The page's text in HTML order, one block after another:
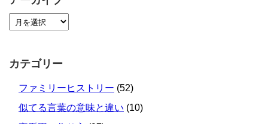
カテゴリー
ファミリーヒストリー (52)
似てる言葉の意味と違い (10)